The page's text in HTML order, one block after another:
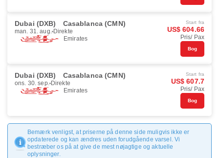
Dubai (DXB) Casablanca (CMN)
man. 31. aug. Direkte
Emirates
Start fra
US$ 604.66
Pris/ Pax
Bog
Dubai (DXB) Casablanca (CMN)
ons. 30. sep. Direkte
Emirates
Start fra
US$ 607.7
Pris/ Pax
Bog
Bemærk venligst, at priserne på denne side muligvis ikke er
opdaterede og kan ændres uden forudgående varsel. Vi
bestræber os på at give de mest nøjagtige og aktuelle
oplysninger.